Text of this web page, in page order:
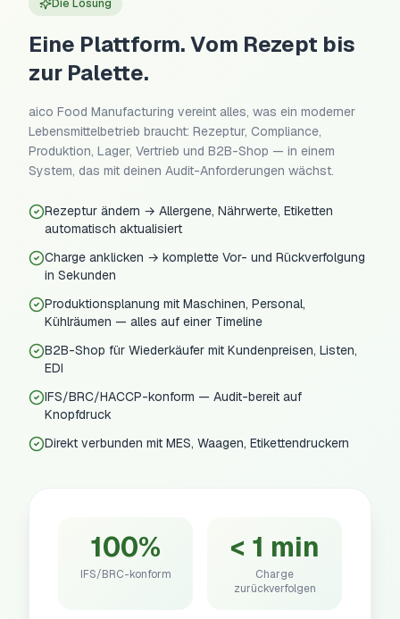
Die Lösung
Eine Plattform. Vom Rezept bis
zur Palette.
aico Food Manufacturing vereint alles, was ein moderner
Lebensmittelbetrieb braucht: Rezeptur, Compliance,
Produktion, Lager, Vertrieb und B2B-Shop — in einem
System, das mit deinen Audit-Anforderungen wächst.
Rezeptur ändern → Allergene, Nährwerte, Etiketten
automatisch aktualisiert
Charge anklicken → komplette Vor- und Rückverfolgung
in Sekunden
Produktionsplanung mit Maschinen, Personal,
Kühlräumen — alles auf einer Timeline
B2B-Shop für Wiederkäufer mit Kundenpreisen, Listen,
EDI
IFS/BRC/HACCP-konform — Audit-bereit auf
Knopfdruck
Direkt verbunden mit MES, Waagen, Etikettendruckern
100%
IFS/BRC-konform
< 1 min
Charge
zurückverfolgen